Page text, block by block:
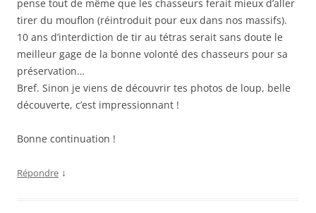
pense tout de même que les chasseurs ferait mieux d’aller
tirer du mouflon (réintroduit pour eux dans nos massifs).
10 ans d’interdiction de tir au tétras serait sans doute le
meilleur gage de la bonne volonté des chasseurs pour sa
préservation…
Bref. Sinon je viens de découvrir tes photos de loup, belle
découverte, c’est impressionnant !
Bonne continuation !
Répondre ↓